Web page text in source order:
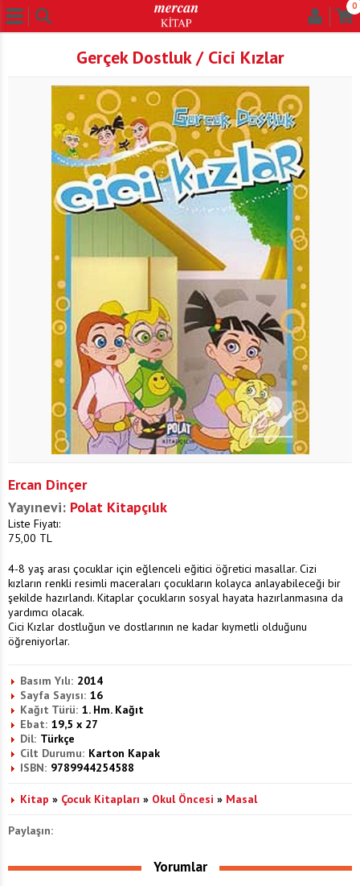
0
Gerçek Dostluk / Cici Kızlar
Ercan Dinçer
Yayınevi: Polat Kitapçılık
Liste Fiyatı:
75,00 TL
4-8 yaş arası çocuklar için eğlenceli eğitici öğretici masallar. Cizi
kızların renkli resimli maceraları çocukların kolayca anlayabileceği bir
şekilde hazırlandı. Kitaplar çocukların sosyal hayata hazırlanmasına da
yardımcı olacak.
Cici Kızlar dostluğun ve dostlarının ne kadar kıymetli olduğunu
öğreniyorlar.
Basım Yılı: 2014
Sayfa Sayısı: 16
Kağıt Türü: 1. Hm. Kağıt
Ebat: 19,5 x 27
Dil: Türkçe
Cilt Durumu: Karton Kapak
ISBN: 9789944254588
Kitap » Çocuk Kitapları » Okul Öncesi » Masal
Paylaşın:
Yorumlar